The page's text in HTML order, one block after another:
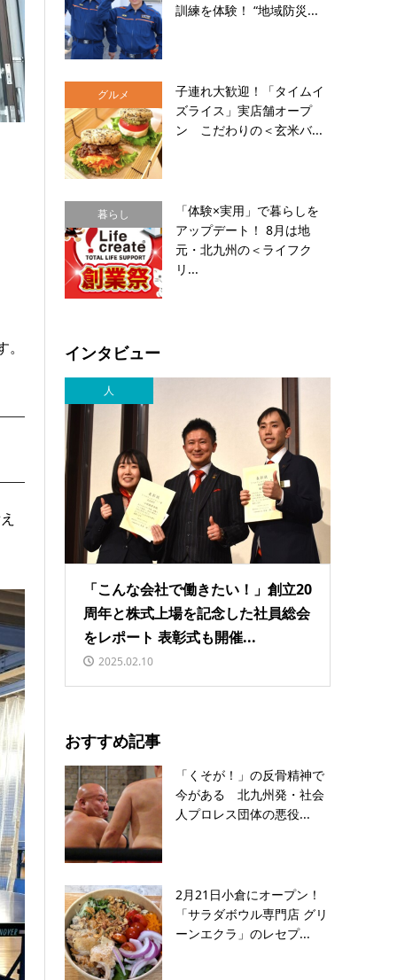
訓練を体験！ “地域防災...
グルメ
子連れ大歓迎！「タイムイ
ズライス」実店舗オープ
ン こだわりの＜玄米バ...
暮らし
「体験×実用」で暮らしを
アップデート！ 8月は地
元・北九州の＜ライフク
リ...
インタビュー
人
「こんな会社で働きたい！」創立20
周年と株式上場を記念した社員総会
をレポート 表彰式も開催...
2025.02.10
おすすめ記事
「くそが！」の反骨精神で
今がある 北九州発・社会
人プロレス団体の悪役...
2月21日小倉にオープン！
「サラダボウル専門店 グリ
ーンエクラ」のレセプ...